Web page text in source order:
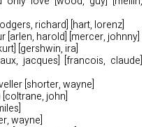
richard] [hart, lorenz]
[arlen, harold] [mercer, johnny]
[gershwin, ira]
jacques] [francois, claude]
[shorter, wayne]
[coltrane, john]
wayne]